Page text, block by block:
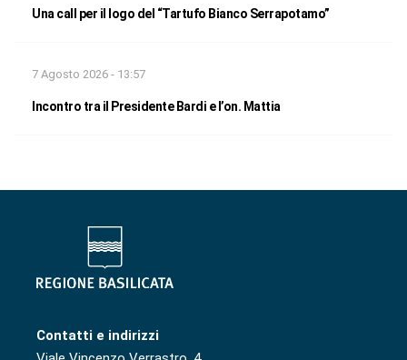
Una call per il logo del “Tartufo Bianco Serrapotamo”
7 Agosto 2026 - 13:57
Incontro tra il Presidente Bardi e l’on. Mattia
Contatti e indirizzi